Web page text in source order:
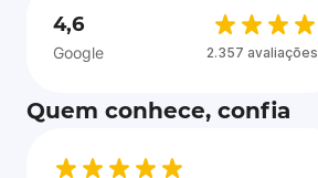
4,6
Google 2.357 avaliações
Quem conhece, confia